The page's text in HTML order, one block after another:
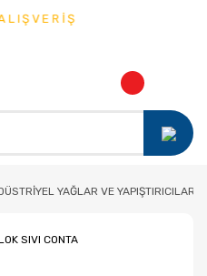
YAĞLAR VE YAPIŞTIRICILAR